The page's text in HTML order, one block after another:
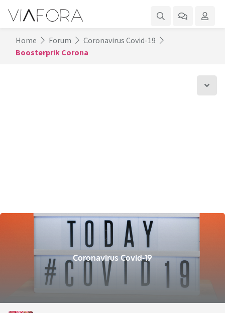
Home Forum
Coronavirus Covid-19
Boosterprik Corona
Coronavirus Covid-19